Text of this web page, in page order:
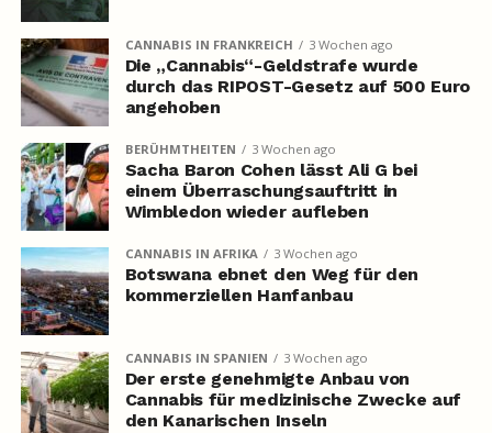
CANNABIS IN FRANKREICH 3 Wochen ago
Die „Cannabis“-Geldstrafe wurde
durch das RIPOST-Gesetz auf 500 Euro
angehoben
BERÜHMTHEITEN 3 Wochen ago
Sacha Baron Cohen lässt Ali G bei
einem Überraschungsauftritt in
Wimbledon wieder aufleben
CANNABIS IN AFRIKA 3 Wochen ago
Botswana ebnet den Weg für den
kommerziellen Hanfanbau
CANNABIS IN SPANIEN 3 Wochen ago
Der erste genehmigte Anbau von
Cannabis für medizinische Zwecke auf
den Kanarischen Inseln